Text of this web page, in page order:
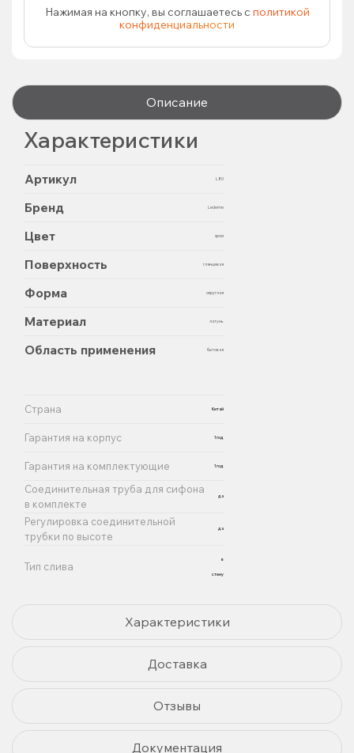
Нажимая на кнопку, вы соглашаетесь с политикой
конфиденциальности
Описание
Характеристики
Артикул L80
Бренд Ledeme
Цвет хром
Поверхность глянцевая
Форма округлая
Материал латунь
Область применения бытовая
Страна Китай
Гарантия на корпус 1 год
Гарантия на комплектующие 1 год
Соединительная труба для сифона
в комплекте
да
Регулировка соединительной
трубки по высоте
да
Тип слива
в
стену
Характеристики
Доставка
Отзывы
Документация